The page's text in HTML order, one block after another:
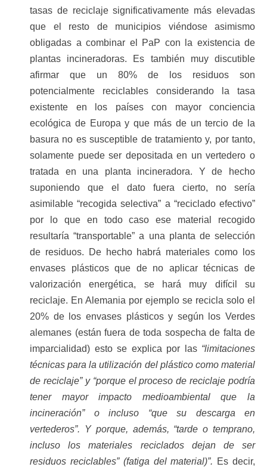
tasas de reciclaje significativamente más elevadas
que el resto de municipios viéndose asimismo
obligadas a combinar el PaP con la existencia de
plantas incineradoras. Es también muy discutible
afirmar que un 80% de los residuos son
potencialmente reciclables considerando la tasa
existente en los países con mayor conciencia
ecológica de Europa y que más de un tercio de la
basura no es susceptible de tratamiento y, por tanto,
solamente puede ser depositada en un vertedero o
tratada en una planta incineradora. Y de hecho
suponiendo que el dato fuera cierto, no sería
asimilable “recogida selectiva” a “reciclado efectivo”
por lo que en todo caso ese material recogido
resultaría “transportable” a una planta de selección
de residuos. De hecho habrá materiales como los
envases plásticos que de no aplicar técnicas de
valorización energética, se hará muy difícil su
reciclaje. En Alemania por ejemplo se recicla solo el
20% de los envases plásticos y según los Verdes
alemanes (están fuera de toda sospecha de falta de
imparcialidad) esto se explica por las “limitaciones
técnicas para la utilización del plástico como material
de reciclaje” y “porque el proceso de reciclaje podría
tener mayor impacto medioambiental que la
incineración” o incluso “que su descarga en
vertederos”. Y porque, además, “tarde o temprano,
incluso los materiales reciclados dejan de ser
residuos reciclables” (fatiga del material)”. Es decir,